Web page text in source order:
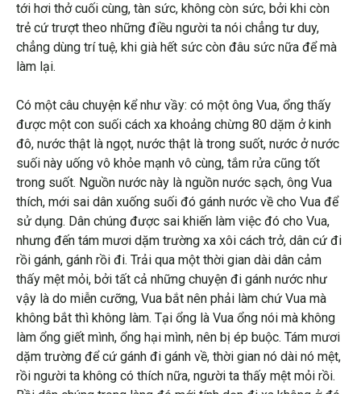
tới hơi thở cuối cùng, tàn sức, không còn sức, bởi khi còn
trẻ cứ trượt theo những điều người ta nói chẳng tư duy,
chẳng dùng trí tuệ, khi già hết sức còn đâu sức nữa để mà
làm lại.
Có một câu chuyện kể như vầy: có một ông Vua, ổng thấy
được một con suối cách xa khoảng chừng 80 dặm ở kinh
đô, nước thật là ngọt, nước thật là trong suốt, nước ở nước
suối này uống vô khỏe mạnh vô cùng, tắm rửa cũng tốt
trong suốt. Nguồn nước này là nguồn nước sạch, ông Vua
thích, mới sai dân xuống suối đó gánh nước về cho Vua để
sử dụng. Dân chúng được sai khiến làm việc đó cho Vua,
nhưng đến tám mươi dặm trường xa xôi cách trở, dân cứ đi
rồi gánh, gánh rồi đi. Trải qua một thời gian dài dân cảm
thấy mệt mỏi, bởi tất cả những chuyện đi gánh nước như
vậy là do miễn cưỡng, Vua bắt nên phải làm chứ Vua mà
không bắt thì không làm. Tại ổng là Vua ổng nói mà không
làm ổng giết mình, ổng hại mình, nên bị ép buộc. Tám mươi
dặm trường để cứ gánh đi gánh về, thời gian nó dài nó mệt,
rồi người ta không có thích nữa, người ta thấy mệt mỏi rồi.